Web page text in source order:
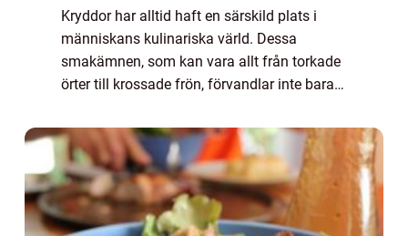
Kryddor har alltid haft en särskild plats i
människans kulinariska värld. Dessa
smakämnen, som kan vara allt från torkade
örter till krossade frön, förvandlar inte bara